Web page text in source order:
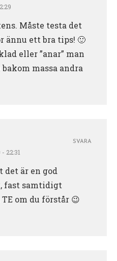
Måste testa det
ännu ett bra tips! 🙂
eller ”anar” man
massa andra
22:31
är en god
fast samtidigt
om du förstår 😉
SVARA